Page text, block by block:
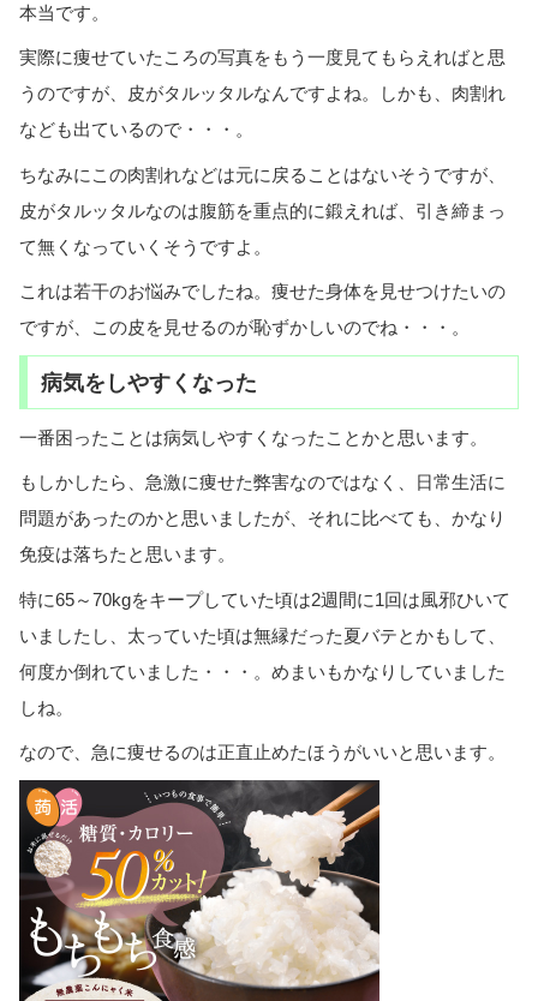
本当です。
実際に痩せていたころの写真をもう一度見てもらえればと思
うのですが、皮がタルッタルなんですよね。しかも、肉割れ
なども出ているので・・・。
ちなみにこの肉割れなどは元に戻ることはないそうですが、
皮がタルッタルなのは腹筋を重点的に鍛えれば、引き締まっ
て無くなっていくそうですよ。
これは若干のお悩みでしたね。痩せた身体を見せつけたいの
ですが、この皮を見せるのが恥ずかしいのでね・・・。
病気をしやすくなった
一番困ったことは病気しやすくなったことかと思います。
もしかしたら、急激に痩せた弊害なのではなく、日常生活に
問題があったのかと思いましたが、それに比べても、かなり
免疫は落ちたと思います。
特に65～70kgをキープしていた頃は2週間に1回は風邪ひいて
いましたし、太っていた頃は無縁だった夏バテとかもして、
何度か倒れていました・・・。めまいもかなりしていました
しね。
なので、急に痩せるのは正直止めたほうがいいと思います。